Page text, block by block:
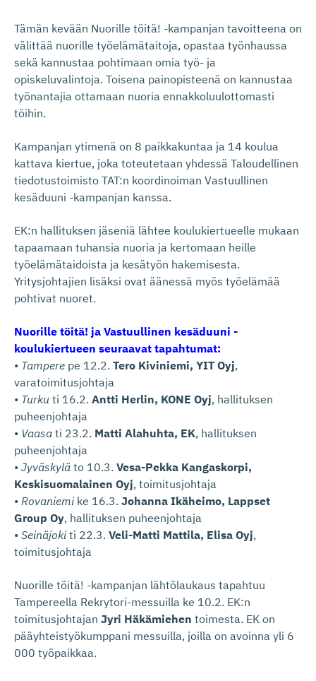
Tämän kevään Nuorille töitä! -kampanjan tavoitteena on
välittää nuorille työelämätaitoja, opastaa työnhaussa
sekä kannustaa pohtimaan omia työ- ja
opiskeluvalintoja. Toisena painopisteenä on kannustaa
työnantajia ottamaan nuoria ennakkoluulottomasti
töihin.
Kampanjan ytimenä on 8 paikkakuntaa ja 14 koulua
kattava kiertue, joka toteutetaan yhdessä Taloudellinen
tiedotustoimisto TAT:n koordinoiman Vastuullinen
kesäduuni -kampanjan kanssa.
EK:n hallituksen jäseniä lähtee koulukiertueelle mukaan
tapaamaan tuhansia nuoria ja kertomaan heille
työelämätaidoista ja kesätyön hakemisesta.
Yritysjohtajien lisäksi ovat äänessä myös työelämää
pohtivat nuoret.
Nuorille töitä! ja Vastuullinen kesäduuni -
koulukiertueen seuraavat tapahtumat:
• Tampere pe 12.2. Tero Kiviniemi, YIT Oyj,
varatoimitusjohtaja
• Turku ti 16.2. Antti Herlin, KONE Oyj, hallituksen
puheenjohtaja
• Vaasa ti 23.2. Matti Alahuhta, EK, hallituksen
puheenjohtaja
• Jyväskylä to 10.3. Vesa-Pekka Kangaskorpi,
Keskisuomalainen Oyj, toimitusjohtaja
• Rovaniemike 16.3. Johanna Ikäheimo, Lappset
Group Oy, hallituksen puheenjohtaja
• Seinäjokiti 22.3. Veli-Matti Mattila, Elisa Oyj,
toimitusjohtaja
Nuorille töitä! -kampanjan lähtölaukaus tapahtuu
Tampereella Rekrytori-messuilla ke 10.2. EK:n
toimitusjohtajan Jyri Häkämiehen toimesta. EK on
pääyhteistyökumppani messuilla, joilla on avoinna yli 6
000 työpaikkaa.